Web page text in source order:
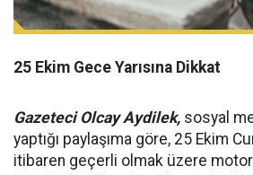
25 Ekim Gece Yarısına Dikkat
Gazeteci Olcay Aydilek, sosyal
yaptığı paylaşıma göre, 25 Ekim
itibaren geçerli olmak üzere